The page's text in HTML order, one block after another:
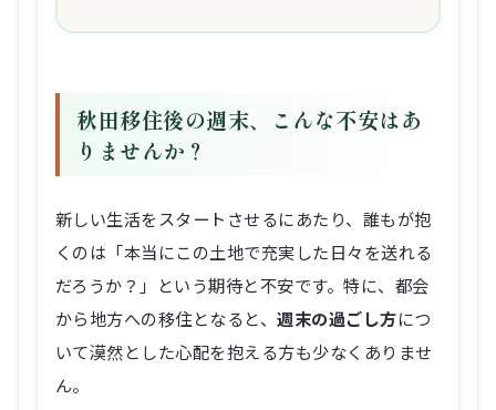
秋田移住後の週末、こんな不安はあ
りませんか？
新しい生活をスタートさせるにあたり、誰もが抱
くのは「本当にこの土地で充実した日々を送れる
だろうか？」という期待と不安です。特に、都会
から地方への移住となると、週末の過ごし方につ
いて漠然とした心配を抱える方も少なくありませ
ん。